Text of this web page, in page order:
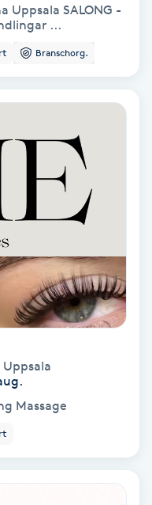
Uppsala SALONG -
...
Branschorg.
Uppsala
Massage